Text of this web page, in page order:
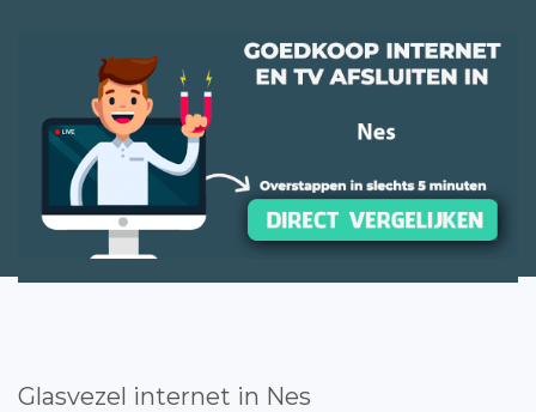
Glasvezel internet in Nes